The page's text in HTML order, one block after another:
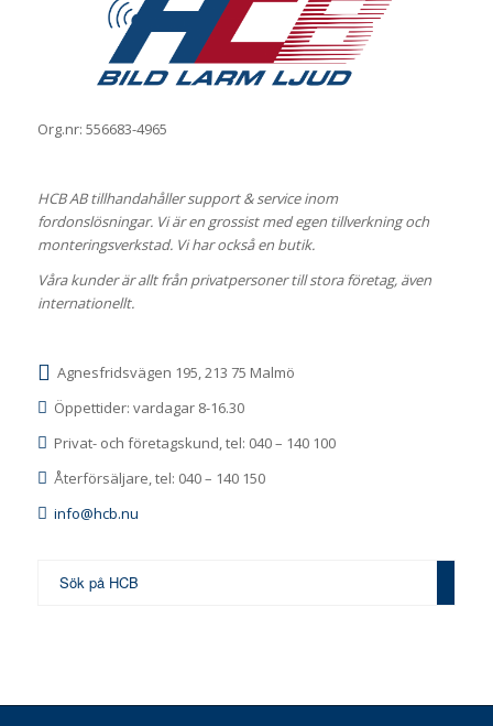
Org.nr: 556683-4965
HCB AB tillhandahåller support & service inom
fordonslösningar. Vi är en grossist med egen tillverkning och
monteringsverkstad. Vi har också en butik.
Våra kunder är allt från privatpersoner till stora företag, även
internationellt.
Agnesfridsvägen 195, 213 75 Malmö
Öppettider: vardagar 8-16.30
Privat- och företagskund, tel: 040 – 140 100
Återförsäljare, tel: 040 – 140 150
info@hcb.nu